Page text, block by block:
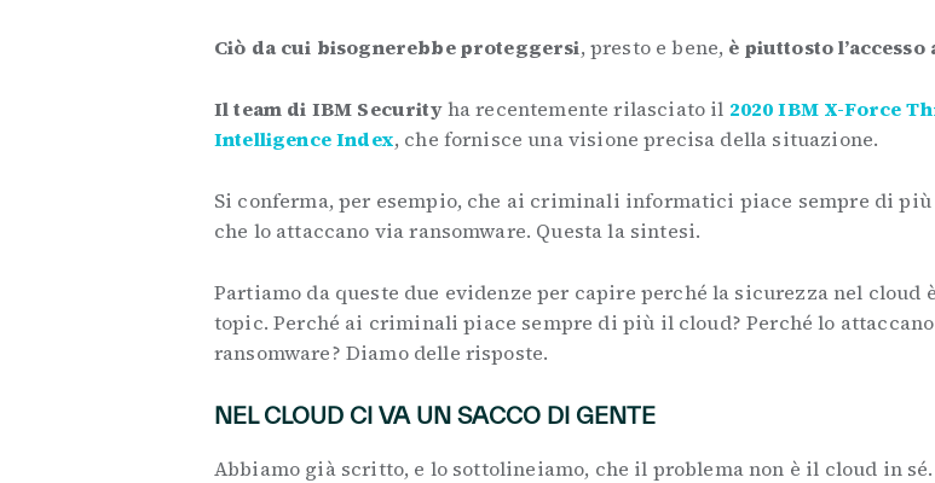
Ciò da cui bisognerebbe proteggersi, presto e bene, è piuttosto l’accesso
Il team di IBM Securityha recentemente rilasciato il 2020 IBM X-Force
Intelligence Index, che fornisce una visione precisa della situazione.
Si conferma, per esempio, che ai criminali informatici piace sempre di
che lo attaccano via ransomware. Questa la sintesi.
Partiamo da queste due evidenze per capire perché la sicurezza nel cloud
topic. Perché ai criminali piace sempre di più il cloud? Perché lo
ransomware? Diamo delle risposte.
NEL CLOUD CI VA UN SACCO DI GENTE
Abbiamo già scritto, e lo sottolineiamo, che il problema non è il cloud in sé.